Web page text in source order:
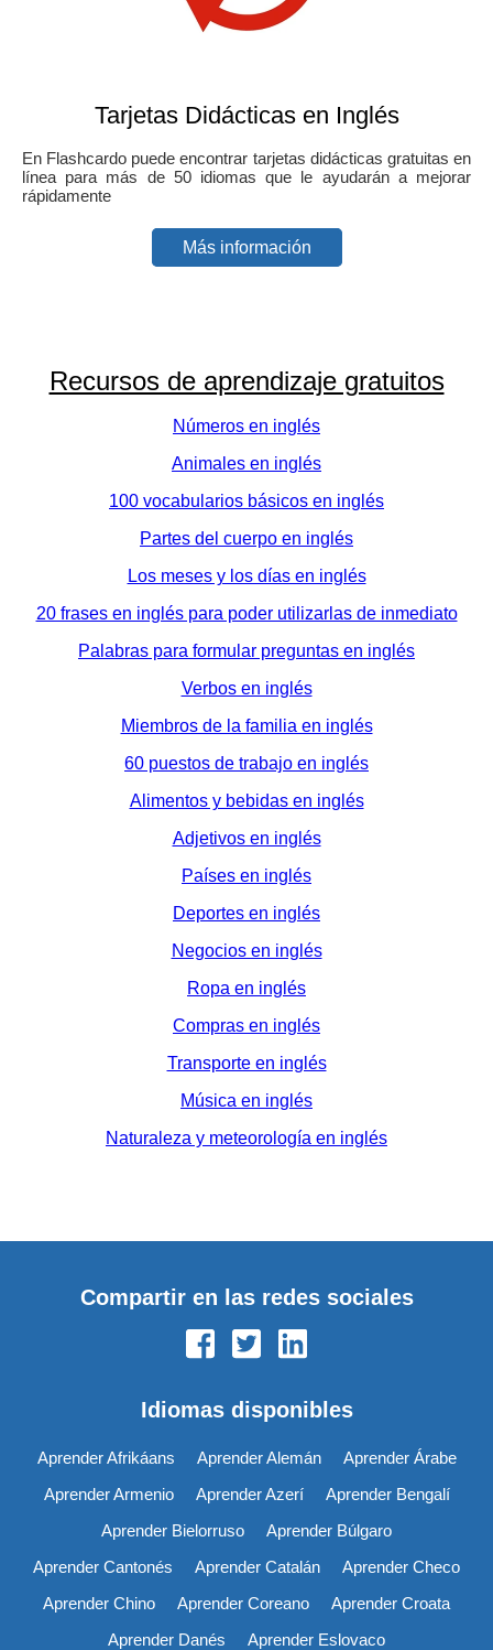
Tarjetas Didácticas en Inglés
En Flashcardo puede encontrar tarjetas didácticas gratuitas en
línea para más de 50 idiomas que le ayudarán a mejorar
rápidamente
Más información
Recursos de aprendizaje gratuitos
Números en inglés
Animales en inglés
100 vocabularios básicos en inglés
Partes del cuerpo en inglés
Los meses y los días en inglés
20 frases en inglés para poder utilizarlas de inmediato
Palabras para formular preguntas en inglés
Verbos en inglés
Miembros de la familia en inglés
60 puestos de trabajo en inglés
Alimentos y bebidas en inglés
Adjetivos en inglés
Países en inglés
Deportes en inglés
Negocios en inglés
Ropa en inglés
Compras en inglés
Transporte en inglés
Música en inglés
Naturaleza y meteorología en inglés
Compartir en las redes sociales
Idiomas disponibles
Aprender Afrikáans Aprender Alemán
Aprender Árabe
Aprender Armenio
Aprender Azerí
Aprender Bengalí
Aprender Bielorruso
Aprender Búlgaro
Aprender Cantonés
Aprender Catalán
Aprender Checo
Aprender Chino
Aprender Coreano
Aprender Croata
Aprender Danés
Aprender Eslovaco